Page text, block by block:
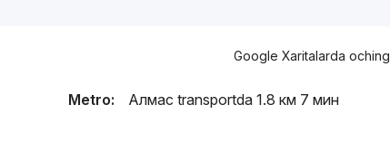
Google Xaritalarda oching
Metro: Алмас transportda 1.8 км 7 мин